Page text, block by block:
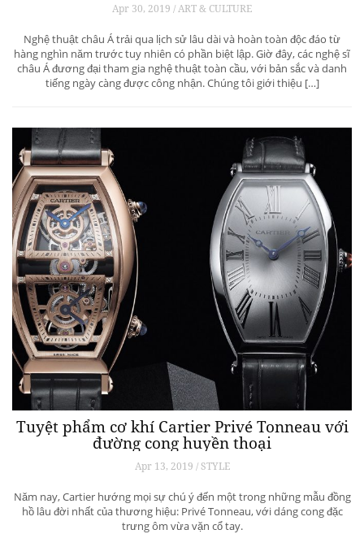
Apr 30, 2019 / ART & CULTURE
Nghệ thuật châu Á trải qua lịch sử lâu dài và hoàn toàn độc đáo từ
hàng nghìn năm trước tuy nhiên có phần biệt lập. Giờ đây, các nghệ sĩ
châu Á đương đại tham gia nghệ thuật toàn cầu, với bản sắc và danh
tiếng ngày càng được công nhận. Chúng tôi giới thiệu […]
Tuyệt phẩm cơ khí Cartier Privé Tonneau với
đường cong huyền thoại
Apr 13, 2019 / STYLE
Năm nay, Cartier hướng mọi sự chú ý đến một trong những mẫu đồng
hồ lâu đời nhất của thương hiệu: Privé Tonneau, với dáng cong đặc
trưng ôm vừa vặn cổ tay.